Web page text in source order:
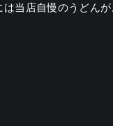
当店自慢のうどん